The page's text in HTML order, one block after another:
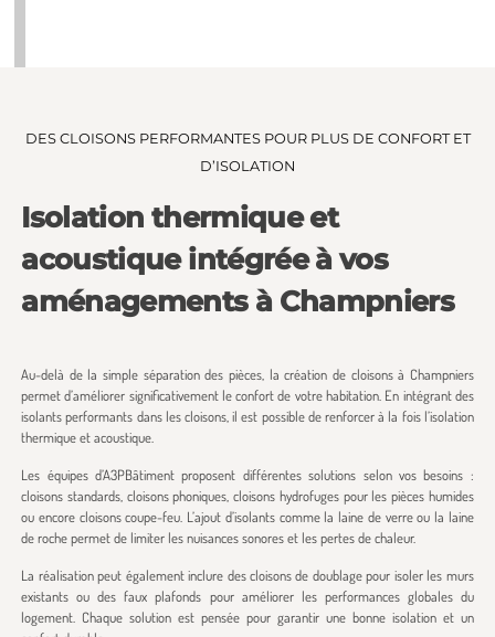
DES CLOISONS PERFORMANTES POUR PLUS DE CONFORT ET
D’ISOLATION
Isolation thermique et
acoustique intégrée à vos
aménagements à Champniers
Au-delà de la simple séparation des pièces, la création de cloisons à Champniers
permet d’améliorer significativement le confort de votre habitation. En intégrant des
isolants performants dans les cloisons, il est possible de renforcer à la fois l’isolation
thermique et acoustique.
Les équipes d’A3PBâtiment proposent différentes solutions selon vos besoins :
cloisons standards, cloisons phoniques, cloisons hydrofuges pour les pièces humides
ou encore cloisons coupe-feu. L’ajout d’isolants comme la laine de verre ou la laine
de roche permet de limiter les nuisances sonores et les pertes de chaleur.
La réalisation peut également inclure des cloisons de doublage pour isoler les murs
existants ou des faux plafonds pour améliorer les performances globales du
logement. Chaque solution est pensée pour garantir une bonne isolation et un